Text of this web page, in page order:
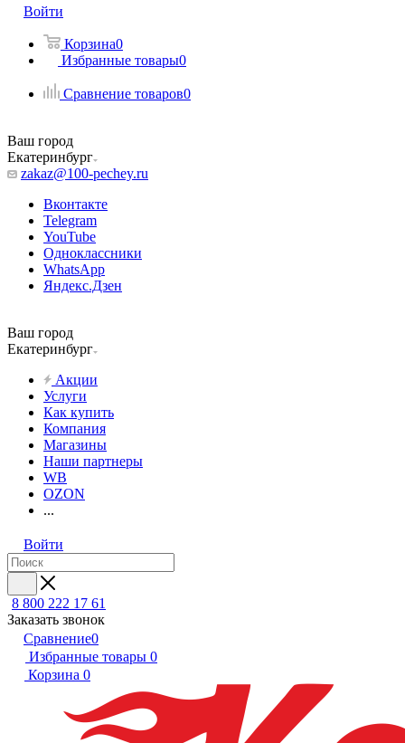
Войти
Корзина0
Избранные товары0
Сравнение товаров0
Ваш город
Екатеринбург
zakaz@100-pechey.ru
Вконтакте
Telegram
YouTube
Одноклассники
WhatsApp
Яндекс.Дзен
Ваш город
Екатеринбург
Акции
Услуги
Как купить
Компания
Магазины
Наши партнеры
WB
OZON
...
Войти
8 800 222 17 61
Заказать звонок
Сравнение0
Избранные товары 0
Корзина 0